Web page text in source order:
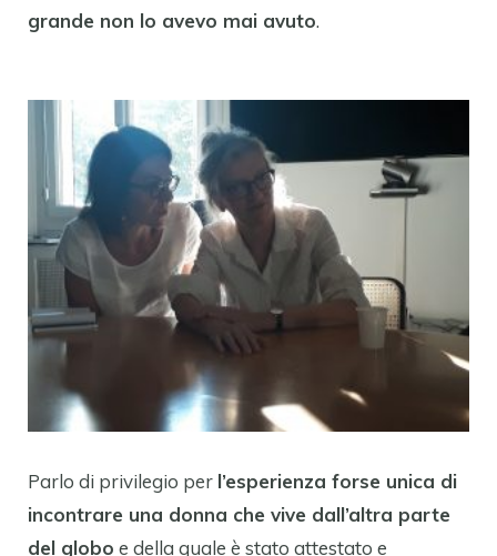
grande non lo avevo mai avuto.
Parlo di privilegio per l’esperienza forse unica di
incontrare una donna che vive dall’altra parte
del globo e della quale è stato attestato e